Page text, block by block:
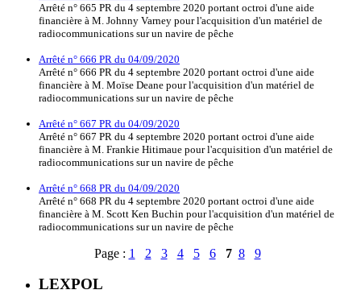
Arrêté n° 665 PR du 4 septembre 2020 portant octroi d'une aide
financière à M. Johnny Varney pour l'acquisition d'un matériel de
radiocommunications sur un navire de pêche
Arrêté n° 666 PR du 04/09/2020
Arrêté n° 666 PR du 4 septembre 2020 portant octroi d'une aide
financière à M. Moïse Deane pour l'acquisition d'un matériel de
radiocommunications sur un navire de pêche
Arrêté n° 667 PR du 04/09/2020
Arrêté n° 667 PR du 4 septembre 2020 portant octroi d'une aide
financière à M. Frankie Hitimaue pour l'acquisition d'un matériel de
radiocommunications sur un navire de pêche
Arrêté n° 668 PR du 04/09/2020
Arrêté n° 668 PR du 4 septembre 2020 portant octroi d'une aide
financière à M. Scott Ken Buchin pour l'acquisition d'un matériel de
radiocommunications sur un navire de pêche
Page : 1 2 3 4 5 6 7 8 9
LEXPOL